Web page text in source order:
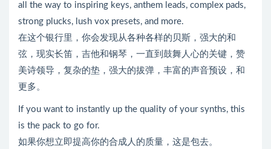
all the way to inspiring keys, anthem leads, complex pads,
strong plucks, lush vox presets, and more.
在这个银行里，你会发现从各种各样的贝斯，强大的和
弦，现实长笛，吉他和钢琴，一直到鼓舞人心的关键，赞
美诗领导，复杂的垫，强大的拔弹，丰富的声音预设，和
更多。
If you want to instantly up the quality of your synths, this
is the pack to go for.
如果你想立即提高你的合成人的质量，这是包去。